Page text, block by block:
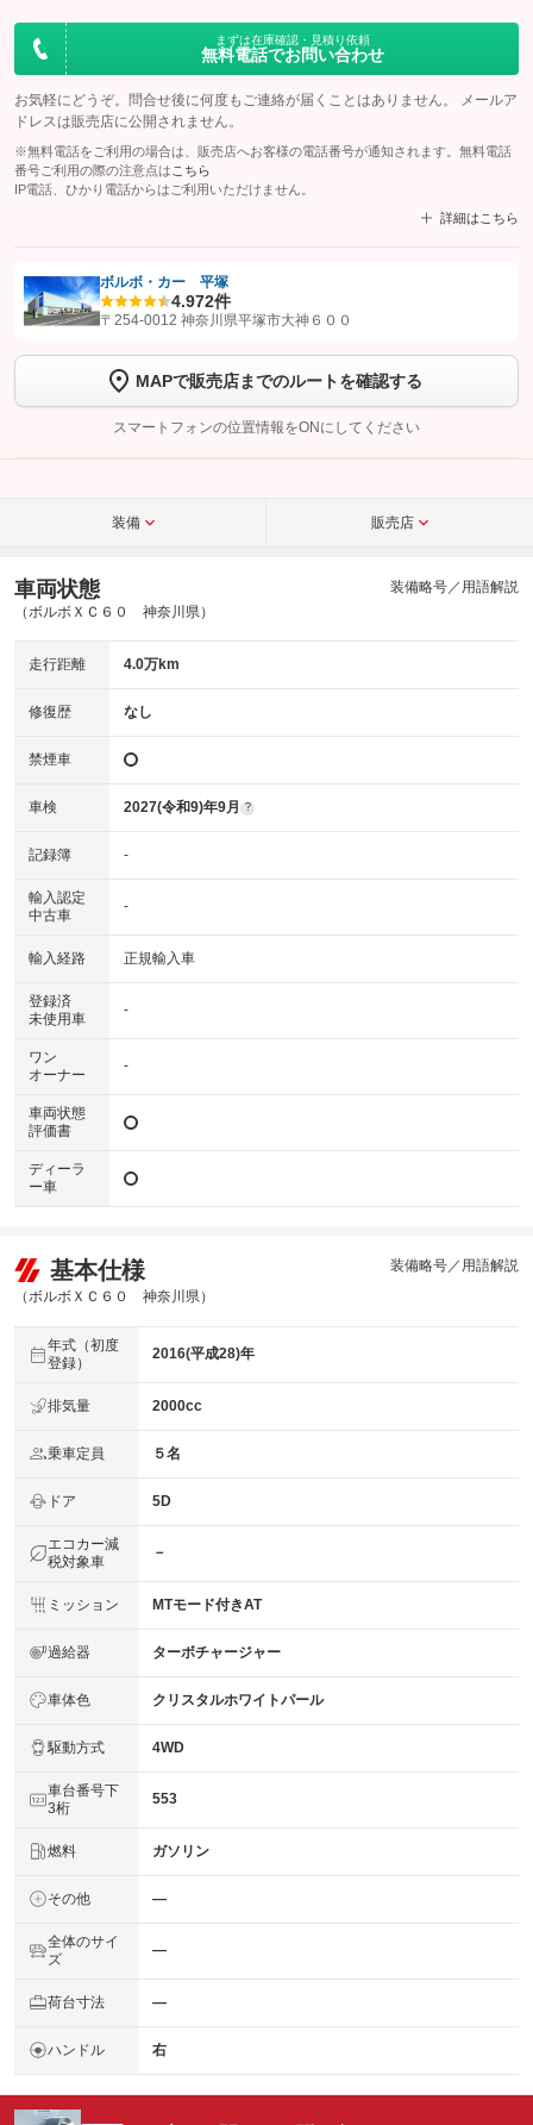
まずは在庫確認・見積り依頼
無料電話でお問い合わせ
お気軽にどうぞ。問合せ後に何度もご連絡が届くことはありません。 メールア
ドレスは販売店に公開されません。
※無料電話をご利用の場合は、販売店へお客様の電話番号が通知されます。無料電話
番号ご利用の際の注意点は こちら
IP電話、ひかり電話からはご利用いただけません。
詳細はこちら
【STEP1】認証画面でグーネットを友だち追加してから「許可する」ボタンを押
トーク画面で
ボタンをタップして問い合わせを
完了してください。
こちら
ボルボ・カー 平塚
4.972件
〒254-0012 神奈川県平塚市大神６００
MAPで販売店までのルートを確認する
スマートフォンの位置情報をONにしてください
装備 販売店
車両状態
（ボルボＸＣ６０ 神奈川県）
装備略号／用語解説
走行距離 4.0万km
修復歴 なし
禁煙車
車検 2027(令和9)年9月 ?
記録簿 -
輸入認定
中古車
-
輸入経路 正規輸入車
登録済
未使用車
-
ワン
オーナー
-
車両状態
評価書
ディーラ
ー車
基本仕様
（ボルボＸＣ６０ 神奈川県）
装備略号／用語解説
年式（初度
登録）
2016(平成28)年
排気量 2000cc
乗車定員 ５名
ドア 5D
エコカー減
税対象車
－
ミッション MTモード付きAT
過給器 ターボチャージャー
車体色 クリスタルホワイトパール
駆動方式 4WD
車台番号下
3桁
553
燃料 ガソリン
その他 ―
全体のサイ
ズ
―
荷台寸法 ―
ハンドル 右